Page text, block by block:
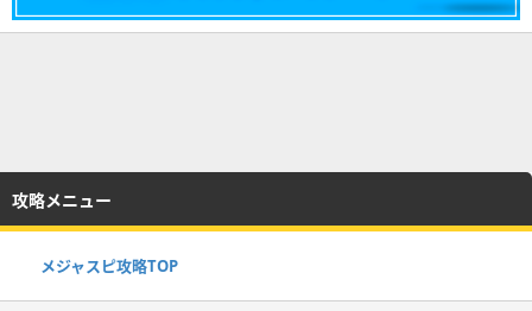
攻略メニュー
メジャスピ攻略TOP